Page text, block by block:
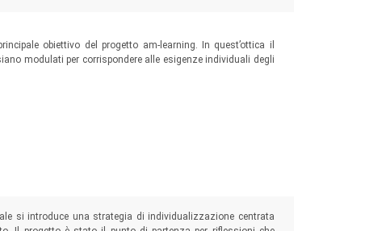
obiettivo del progetto am-learning. In quest’ottica il
modulati per corrispondere alle esigenze individuali degli
si introduce una strategia di individualizzazione centrata